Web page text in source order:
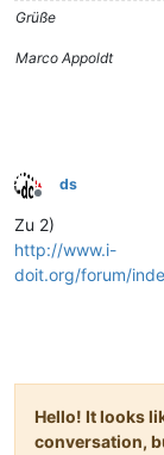
Grüße
Marco Appoldt
Offline
ds
Zu 2)
http://www.i-
doit.org/forum/
Hello! It looks
conversation,